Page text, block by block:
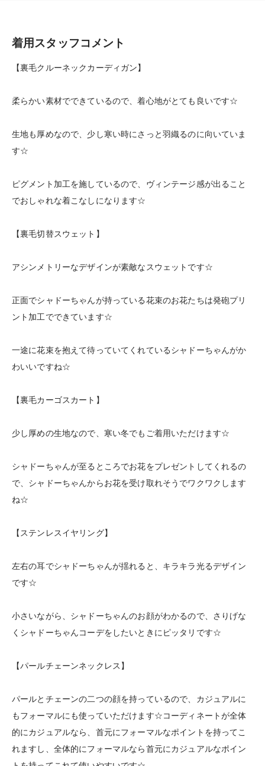
着用スタッフコメント
【裏毛クルーネックカーディガン】
柔らかい素材でできているので、着心地がとても良いです☆
生地も厚めなので、少し寒い時にさっと羽織るのに向いていま
す☆
ピグメント加工を施しているので、ヴィンテージ感が出ること
でおしゃれな着こなしになります☆
【裏毛切替スウェット】
アシンメトリーなデザインが素敵なスウェットです☆
正面でシャドーちゃんが持っている花束のお花たちは発砲プリ
ント加工でできています☆
一途に花束を抱えて待っていてくれているシャドーちゃんがか
わいいですね☆
【裏毛カーゴスカート】
少し厚めの生地なので、寒い冬でもご着用いただけます☆
シャドーちゃんが至るところでお花をプレゼントしてくれるの
で、シャドーちゃんからお花を受け取れそうでワクワクします
ね☆
【ステンレスイヤリング】
左右の耳でシャドーちゃんが揺れると、キラキラ光るデザイン
です☆
小さいながら、シャドーちゃんのお顔がわかるので、さりげな
くシャドーちゃんコーデをしたいときにピッタリです☆
【パールチェーンネックレス】
パールとチェーンの二つの顔を持っているので、カジュアルに
もフォーマルにも使っていただけます☆コーディネートが全体
的にカジュアルなら、首元にフォーマルなポイントを持ってこ
れますし、全体的にフォーマルなら首元にカジュアルなポイン